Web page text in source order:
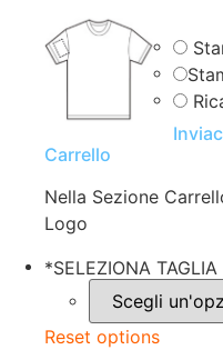
Carrello
Nella Sezione
Logo
*SELEZIONA TAGLIA
Reset options